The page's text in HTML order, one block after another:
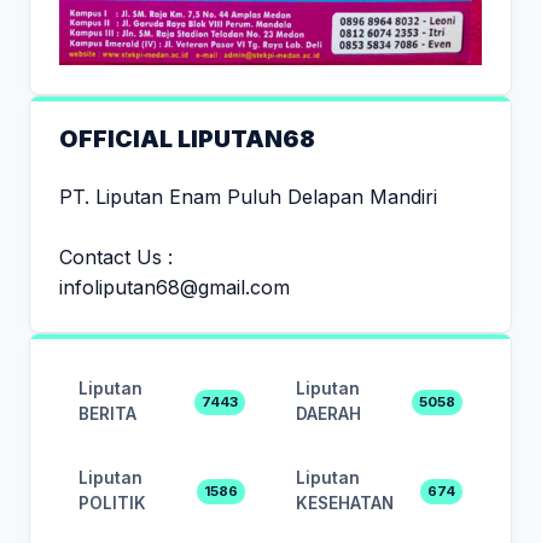
OFFICIAL LIPUTAN68
PT. Liputan Enam Puluh Delapan Mandiri
Contact Us :
infoliputan68@gmail.com
Liputan
BERITA
7443
Liputan
DAERAH
5058
Liputan
POLITIK
1586
Liputan
KESEHATAN
674